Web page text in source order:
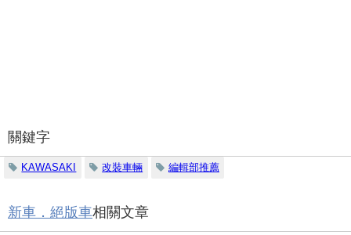
關鍵字
KAWASAKI 改裝車輛 編輯部推薦
新車．絕版車相關文章